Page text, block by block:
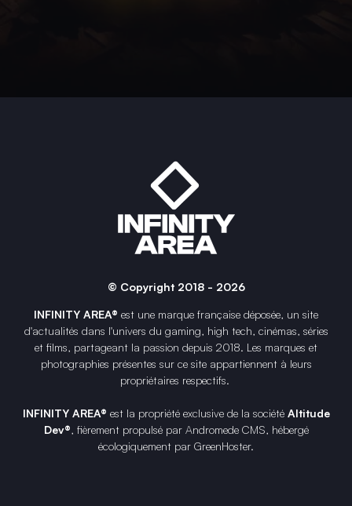
© Copyright 2018 - 2026
INFINITY AREA® est une marque française déposée, un site
d'actualités dans l'univers du gaming, high tech, cinémas, séries
et films, partageant la passion depuis 2018. Les marques et
photographies présentes sur ce site appartiennent à leurs
propriétaires respectifs.
INFINITY AREA® est la propriété exclusive de la société Altitude
Dev®, fièrement propulsé par Andromede CMS, hébergé
écologiquement par GreenHoster.